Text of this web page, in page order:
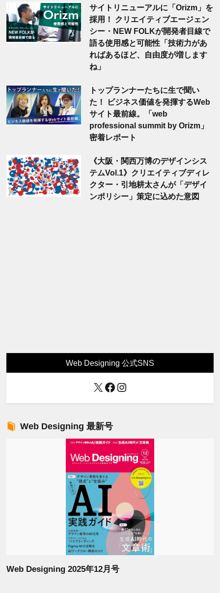
サイトリニューアルに「Orizm」を
採用！ クリエイティブエージェン
シー・NEW FOLKが開発者目線で
語る使用感と可能性「技術力があ
ればあるほど、自由度が増します
ね」
トップランナーたちに生で聞い
た！ ビジネス価値を発揮するWeb
サイト最前線。「web
professional summit by Orizm」
密着レポート
《大阪・関西万博のデザインシス
テムVol.1》クリエイティブディレ
クター・引地耕太さんが「デザイ
ンポリシー」策定に込めた意図
Web Designing 公式SNS
X Facebook
Instagram
Web Designing 最新号
Web Designing 2025年12月号